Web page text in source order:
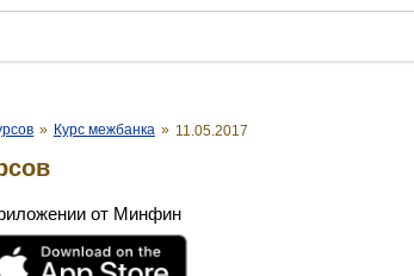
» Курс межбанка » 11.05.2017
от Минфин